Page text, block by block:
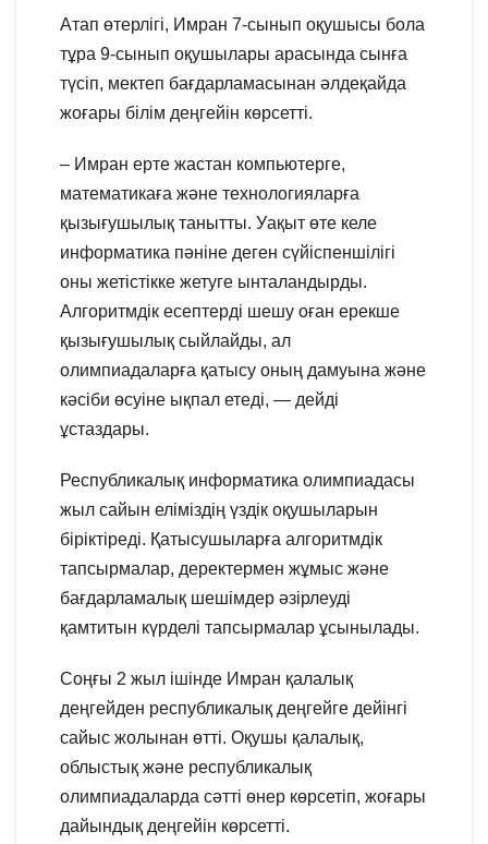
Атап өтерлігі, Имран 7-сынып оқушысы бола
тұра 9-сынып оқушылары арасында сынға
түсіп, мектеп бағдарламасынан әлдеқайда
жоғары білім деңгейін көрсетті.
– Имран ерте жастан компьютерге,
математикаға және технологияларға
қызығушылық танытты. Уақыт өте келе
информатика пәніне деген сүйіспеншілігі
оны жетістікке жетуге ынталандырды.
Алгоритмдік есептерді шешу оған ерекше
қызығушылық сыйлайды, ал
олимпиадаларға қатысу оның дамуына және
кәсіби өсуіне ықпал етеді, — дейді
ұстаздары.
Республикалық информатика олимпиадасы
жыл сайын еліміздің үздік оқушыларын
біріктіреді. Қатысушыларға алгоритмдік
тапсырмалар, деректермен жұмыс және
бағдарламалық шешімдер әзірлеуді
қамтитын күрделі тапсырмалар ұсынылады.
Соңғы 2 жыл ішінде Имран қалалық
деңгейден республикалық деңгейге дейінгі
сайыс жолынан өтті. Оқушы қалалық,
облыстық және республикалық
олимпиадаларда сәтті өнер көрсетіп, жоғары
дайындық деңгейін көрсетті.